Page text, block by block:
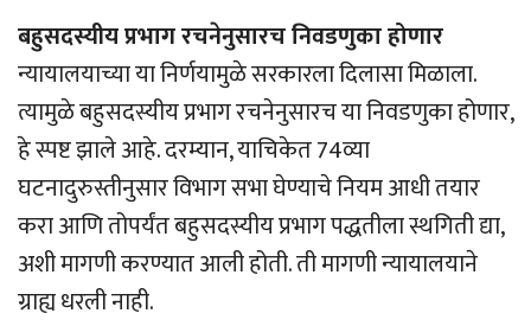
बहुसदस्यीय प्रभाग रचनेनुसारच निवडणुका होणार
न्यायालयाच्या या निर्णयामुळे सरकारला दिलासा मिळाला.
त्यामुळे बहुसदस्यीय प्रभाग रचनेनुसारच या निवडणुका होणार,
हे स्पष्ट झाले आहे. दरम्यान, याचिकेत 74व्या
घटनादुरुस्तीनुसार विभाग सभा घेण्याचे नियम आधी तयार
करा आणि तोपर्यंत बहुसदस्यीय प्रभाग पद्धतीला स्थगिती द्या,
अशी मागणी करण्यात आली होती. ती मागणी न्यायालयाने
ग्राह्य धरली नाही.